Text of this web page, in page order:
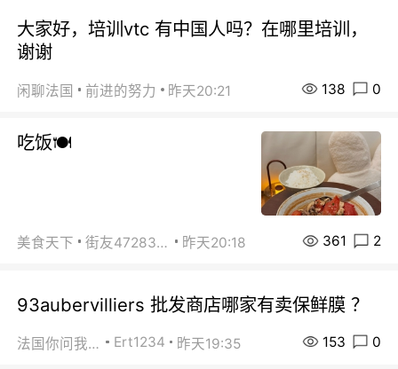
大家好，培训vtc 有中国人吗？在哪里培训，
谢谢
闲聊法国 前进的努力 昨天20:21 138 0
吃饭🍽️
美食天下 街友472838572 昨天20:18 361 2
93aubervilliers 批发商店哪家有卖保鲜膜 ？
法国你问我答 Ert1234 昨天19:35 153 0